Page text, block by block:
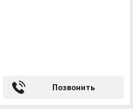
Позвонить